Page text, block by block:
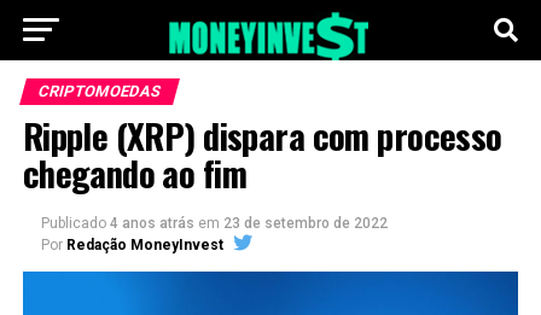
CRIPTOMOEDAS
Ripple (XRP) dispara com processo
chegando ao fim
Publicado 4 anos atrás em 23 de setembro de 2022
Por Redação MoneyInvest